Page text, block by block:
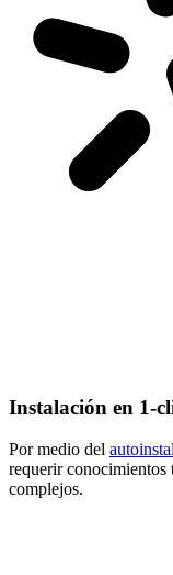
Instalación en 1-
Por medio del
requerir conocimientos
complejos.